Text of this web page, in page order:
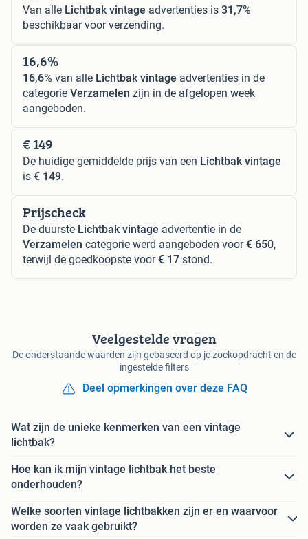
Van alle Lichtbak vintage advertenties is 31,7%
beschikbaar voor verzending.
16,6%
16,6% van alle Lichtbak vintage advertenties in de
categorie Verzamelen zijn in de afgelopen week
aangeboden.
€ 149
De huidige gemiddelde prijs van een Lichtbak vintage
is € 149.
Prijscheck
De duurste Lichtbak vintage advertentie in de
Verzamelen categorie werd aangeboden voor€ 650,
terwijl de goedkoopste voor€ 17 stond.
Veelgestelde vragen
De onderstaande waarden zijn gebaseerd op je zoekopdracht en de
ingestelde filters
Deel opmerkingen over deze FAQ
Wat zijn de unieke kenmerken van een vintage
lichtbak?
Hoe kan ik mijn vintage lichtbak het beste
onderhouden?
Welke soorten vintage lichtbakken zijn er en waarvoor
worden ze vaak gebruikt?